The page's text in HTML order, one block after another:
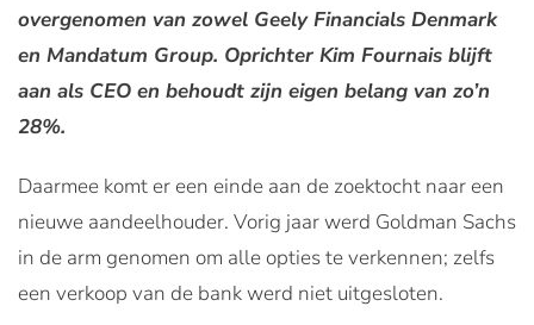
overgenomen van zowel Geely Financials Denmark
en Mandatum Group. Oprichter Kim Fournais blijft
aan als CEO en behoudt zijn eigen belang van zo’n
28%.
Daarmee komt er een einde aan de zoektocht naar een
nieuwe aandeelhouder. Vorig jaar werd Goldman Sachs
in de arm genomen om alle opties te verkennen; zelfs
een verkoop van de bank werd niet uitgesloten.